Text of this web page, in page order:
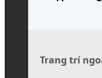
Trang trí